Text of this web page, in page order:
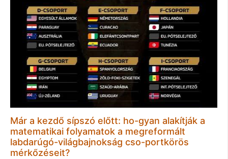
Már a kezdő sípszó előtt: ho-gyan alakítják a
matematikai folyamatok a megreformált
labdarúgó-világbajnokság cso-portkörös
mérkőzéseit?